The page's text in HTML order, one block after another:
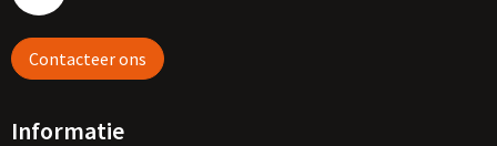
Contacteer ons
Informatie